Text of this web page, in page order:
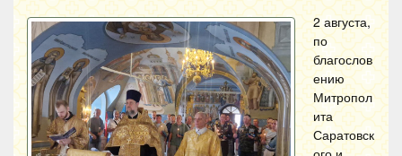
2 августа,
по
благослов
ению
Митропол
ита
Саратовск